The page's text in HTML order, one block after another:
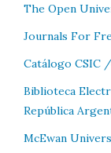
The Open
Journals For
Catálogo CSIC
Biblioteca
República
McEwan